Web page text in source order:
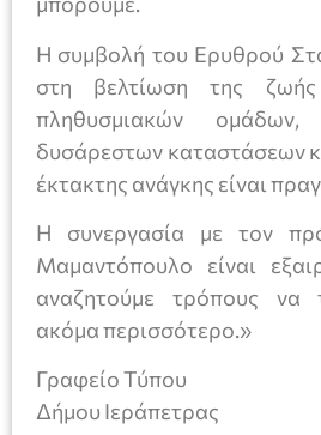
Η συμβολή του Ερυθρού
στη βελτίωση της
πληθυσμιακών
δυσάρεστων καταστάσεων
έκτακτης ανάγκης είναι
Η συνεργασία με τον
Μαμαντόπουλο είναι
αναζητούμε τρόπους να
ακόμα περισσότερο.»
Γραφείο Τύπου
Δήμου Ιεράπετρας